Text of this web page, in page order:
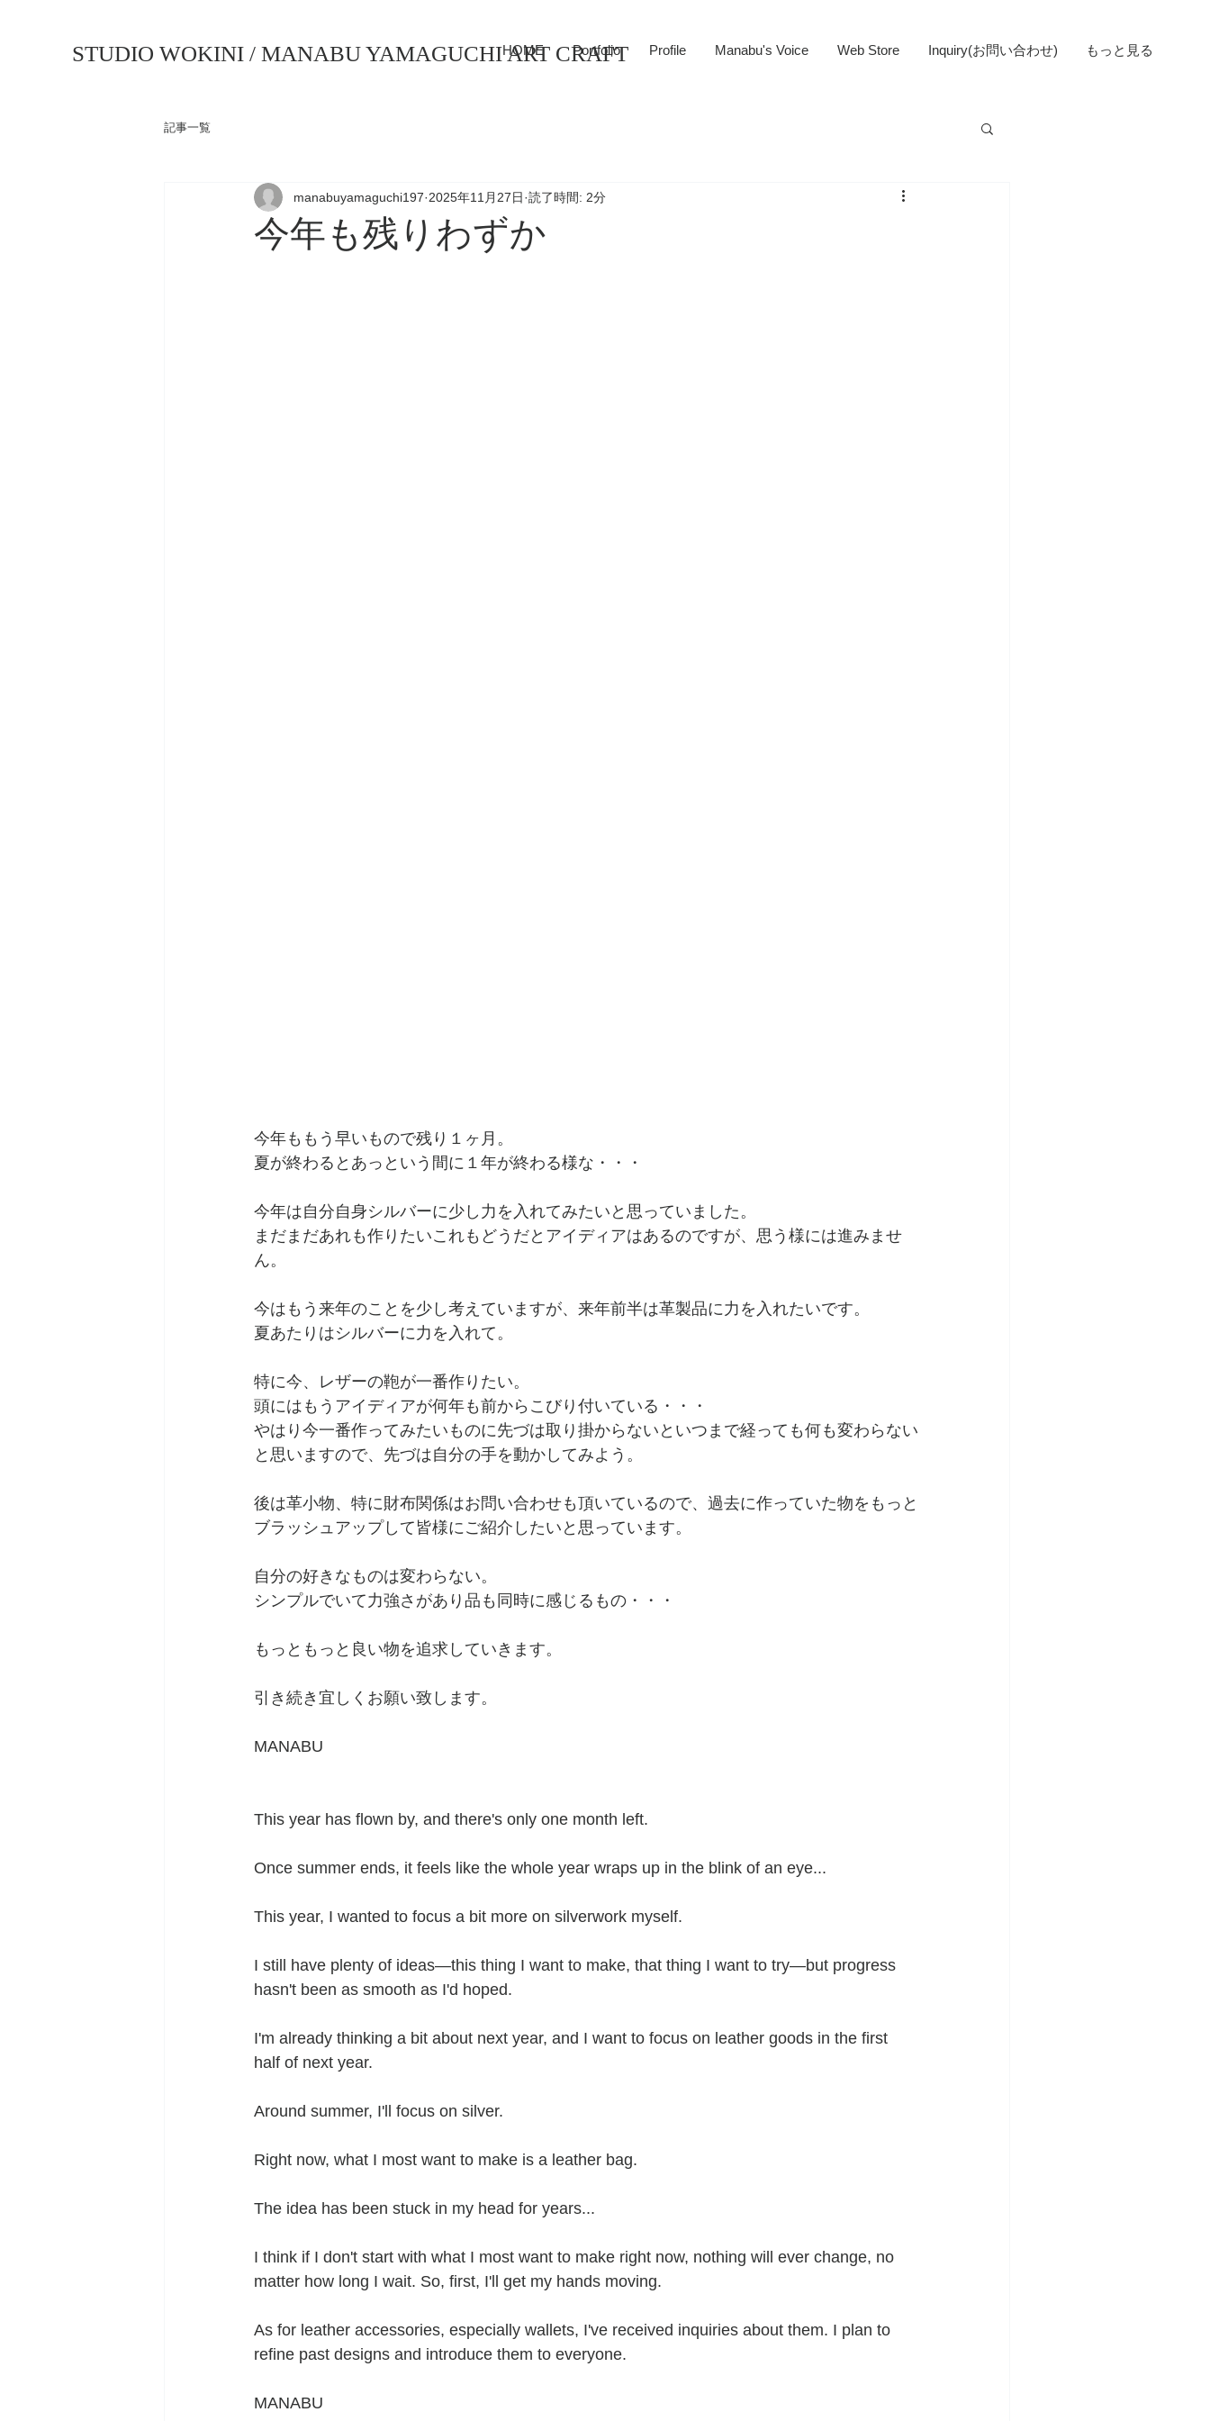
STUDIO WOKINI / MANABU YAMAGUCHI ART CRAFT
HOME Portfolio Profile Manabu's Voice Web Store Inquiry(お問い合わせ) もっと見る
記事一覧
今年も残りわずか
manabuyamaguchi197 2025年11月27日 読了時間: 2分
今年ももう早いもので残り１ヶ月。
夏が終わるとあっという間に１年が終わる様な・・・
今年は自分自身シルバーに少し力を入れてみたいと思っていました。
まだまだあれも作りたいこれもどうだとアイディアはあるのですが、思う様には進みませ
ん。
今はもう来年のことを少し考えていますが、来年前半は革製品に力を入れたいです。
夏あたりはシルバーに力を入れて。
特に今、レザーの鞄が一番作りたい。
頭にはもうアイディアが何年も前からこびり付いている・・・
やはり今一番作ってみたいものに先づは取り掛からないといつまで経っても何も変わらない
と思いますので、先づは自分の手を動かしてみよう。
後は革小物、特に財布関係はお問い合わせも頂いているので、過去に作っていた物をもっと
ブラッシュアップして皆様にご紹介したいと思っています。
自分の好きなものは変わらない。
シンプルでいて力強さがあり品も同時に感じるもの・・・
もっともっと良い物を追求していきます。
引き続き宜しくお願い致します。
MANABU
This year has flown by, and there's only one month left.
Once summer ends, it feels like the whole year wraps up in the blink of an eye...
This year, I wanted to focus a bit more on silverwork myself.
I still have plenty of ideas—this thing I want to make, that thing I want to try—but progress
hasn't been as smooth as I'd hoped.
I'm already thinking a bit about next year, and I want to focus on leather goods in the first
half of next year.
Around summer, I'll focus on silver.
Right now, what I most want to make is a leather bag.
The idea has been stuck in my head for years...
I think if I don't start with what I most want to make right now, nothing will ever change, no
matter how long I wait. So, first, I'll get my hands moving.
As for leather accessories, especially wallets, I've received inquiries about them. I plan to
refine past designs and introduce them to everyone.
MANABU